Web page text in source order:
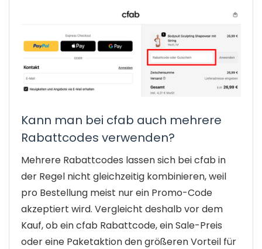
Kann man bei cfab auch mehrere
Rabattcodes verwenden?
Mehrere Rabattcodes lassen sich bei cfab in
der Regel nicht gleichzeitig kombinieren, weil
pro Bestellung meist nur ein Promo-Code
akzeptiert wird. Vergleicht deshalb vor dem
Kauf, ob ein cfab Rabattcode, ein Sale-Preis
oder eine Paketaktion den größeren Vorteil für